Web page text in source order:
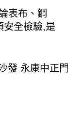
表布、鋼
安全檢驗,是